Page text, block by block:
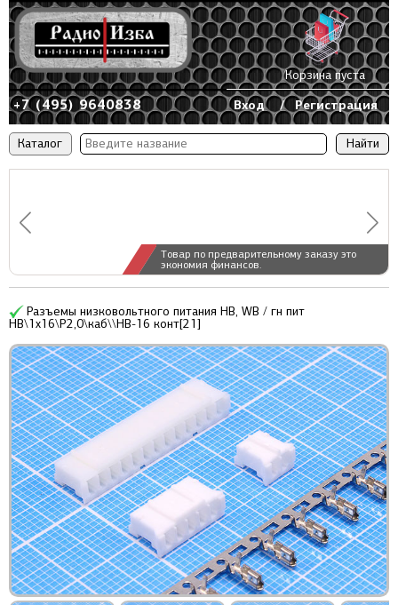
Каталог
Товар по предварительному заказу это
экономия финансов.
+7 (495) 9640838 Вход / Регистрация
Корзина пуста
Разъемы низковольтного питания HB, WB / гн пит
HB\1x16\P2,0\каб\\HB-16 конт[21]